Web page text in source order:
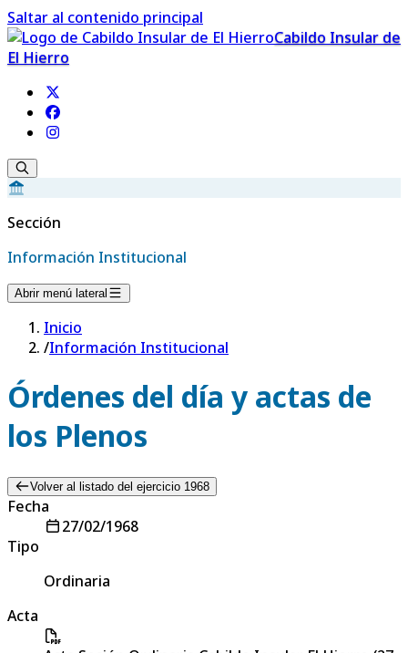
Saltar al contenido principal
Cabildo Insular de
El Hierro
Sección
Información Institucional
Abrir menú lateral
Inicio
/Información Institucional
Órdenes del día y actas de
los Plenos
Volver al listado del ejercicio 1968
Fecha
27/02/1968
Tipo
Ordinaria
Acta